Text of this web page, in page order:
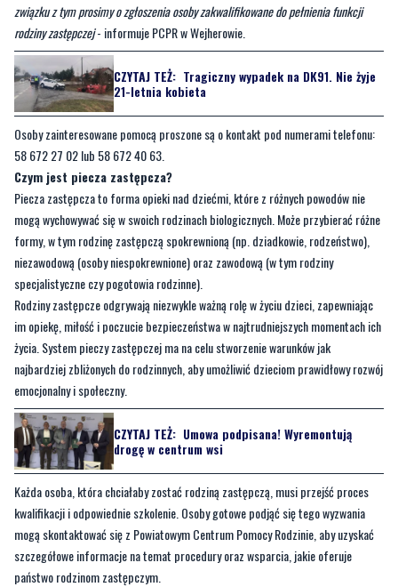
związku z tym prosimy o zgłoszenia osoby zakwalifikowane do pełnienia funkcji
rodziny zastępczej- informuje PCPR w Wejherowie.
CZYTAJ TEŻ: Tragiczny wypadek na DK91. Nie żyje
21-letnia kobieta
Osoby zainteresowane pomocą proszone są o kontakt pod numerami telefonu:
58 672 27 02 lub 58 672 40 63.
Czym jest piecza zastępcza?
Piecza zastępcza to forma opieki nad dziećmi, które z różnych powodów nie
mogą wychowywać się w swoich rodzinach biologicznych. Może przybierać różne
formy, w tym rodzinę zastępczą spokrewnioną (np. dziadkowie, rodzeństwo),
niezawodową (osoby niespokrewnione) oraz zawodową (w tym rodziny
specjalistyczne czy pogotowia rodzinne).
Rodziny zastępcze odgrywają niezwykle ważną rolę w życiu dzieci, zapewniając
im opiekę, miłość i poczucie bezpieczeństwa w najtrudniejszych momentach ich
życia. System pieczy zastępczej ma na celu stworzenie warunków jak
najbardziej zbliżonych do rodzinnych, aby umożliwić dzieciom prawidłowy rozwój
emocjonalny i społeczny.
CZYTAJ TEŻ: Umowa podpisana! Wyremontują
drogę w centrum wsi
Każda osoba, która chciałaby zostać rodziną zastępczą, musi przejść proces
kwalifikacji i odpowiednie szkolenie. Osoby gotowe podjąć się tego wyzwania
mogą skontaktować się z Powiatowym Centrum Pomocy Rodzinie, aby uzyskać
szczegółowe informacje na temat procedury oraz wsparcia, jakie oferuje
państwo rodzinom zastępczym.